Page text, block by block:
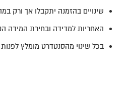
שינויים בהזמנה יתקבלו אך ורק במהלך ה24 שעות הראשונות מרגע
האחריות למדידה ובחירת המידה
בכל שינוי מהסנטדרט מומלץ